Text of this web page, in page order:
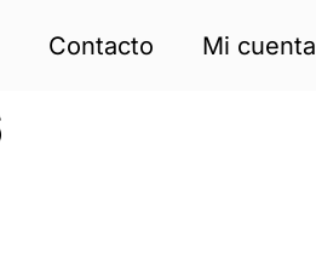
Contacto Mi cuenta